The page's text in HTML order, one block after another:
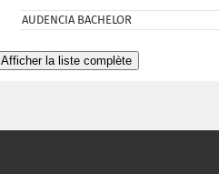
AUDENCIA BACHELOR
Afficher la liste complète